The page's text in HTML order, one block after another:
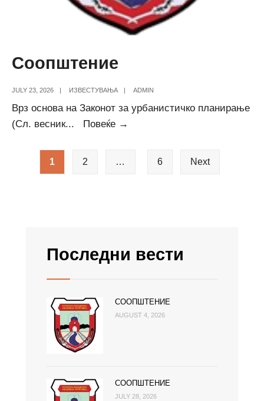
Соопштение
JULY 23, 2026 ИЗВЕСТУВАЊА ADMIN
Врз основа на Законот за урбанистичко планирање
(Сл. весник... Повеќе →
Posts
pagination
1 2 … 6 Next
Последни вести
СООПШТЕНИЕ
AUGUST 4, 2026
СООПШТЕНИЕ
JULY 28, 2026